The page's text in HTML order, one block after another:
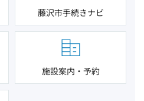
藤沢市手続きナビ
施設案内・予約